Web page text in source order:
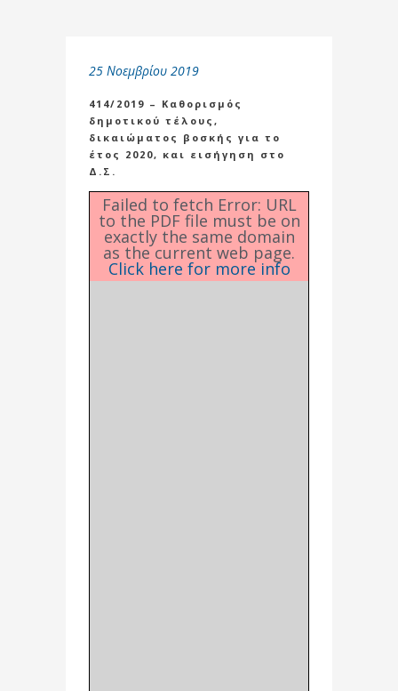
25 Νοεμβρίου 2019
414/2019 – Καθορισμός
δημοτικού τέλους,
δικαιώματος βοσκής για το
έτος 2020, και εισήγηση στο
Δ.Σ.
Failed to fetch Error: URL
to the PDF file must be on
exactly the same domain
as the current web page.
Click here for more info